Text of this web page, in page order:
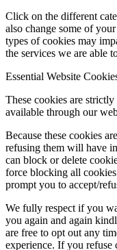
Click on the different
also change some of
types of cookies may
the services we are able
Essential Website
These cookies are
available through our
Because these cookies
refusing them will have
can block or delete
force blocking all
prompt you to accept/
We fully respect if you
you again and again
are free to opt out any
experience. If you